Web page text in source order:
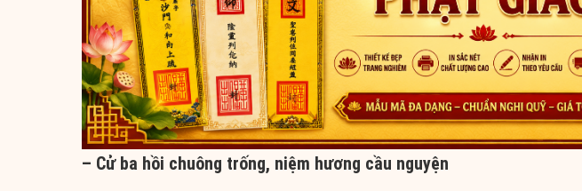
– Cử ba hồi chuông trống, niệm hương cầu nguyện